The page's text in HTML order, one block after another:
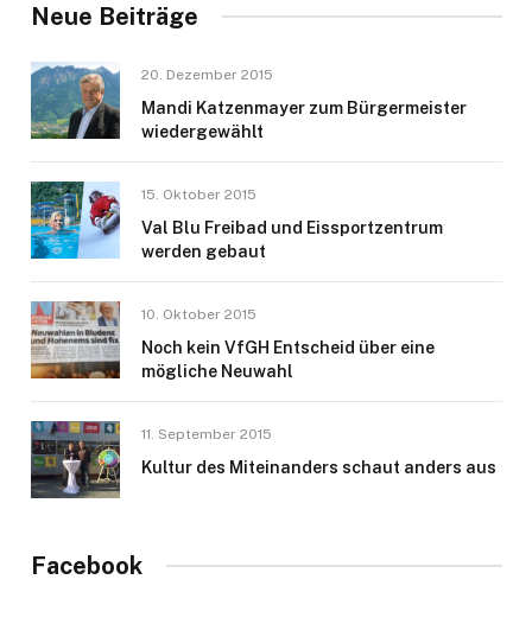
Neue Beiträge
20. Dezember 2015
Mandi Katzenmayer zum Bürgermeister
wiedergewählt
15. Oktober 2015
Val Blu Freibad und Eissportzentrum
werden gebaut
10. Oktober 2015
Noch kein VfGH Entscheid über eine
mögliche Neuwahl
11. September 2015
Kultur des Miteinanders schaut anders aus
Facebook